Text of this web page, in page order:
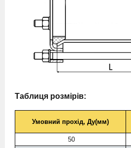
Таблиця розмірів:
Умовний прохід, Ду(мм)
50